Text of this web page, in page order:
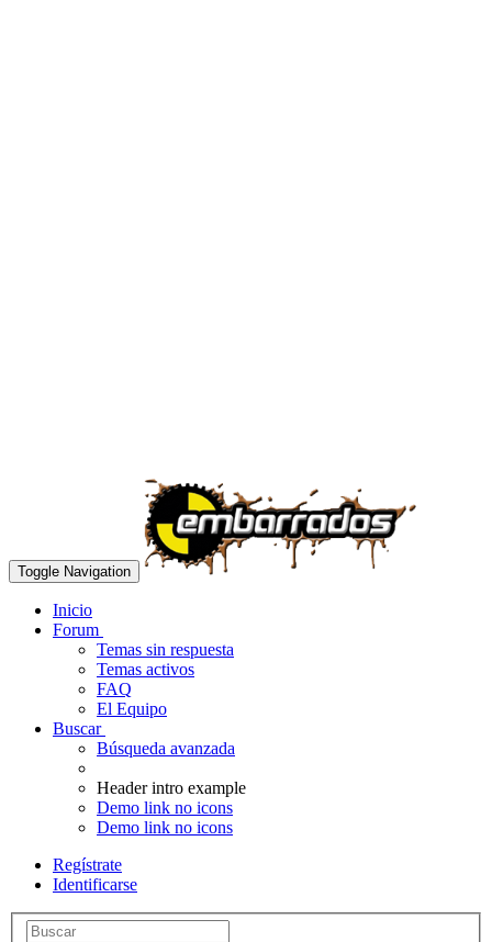
Toggle Navigation
Inicio
Forum
Temas sin respuesta
Temas activos
FAQ
El Equipo
Buscar
Búsqueda avanzada
Header intro example
Demo link no icons
Demo link no icons
Regístrate
Identificarse